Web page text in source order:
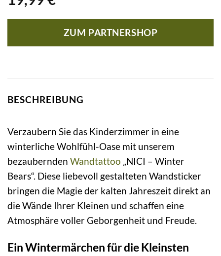
ZUM PARTNERSHOP
BESCHREIBUNG
Verzaubern Sie das Kinderzimmer in eine
winterliche Wohlfühl-Oase mit unserem
bezaubernden Wandtattoo „NICI – Winter
Bears“. Diese liebevoll gestalteten Wandsticker
bringen die Magie der kalten Jahreszeit direkt an
die Wände Ihrer Kleinen und schaffen eine
Atmosphäre voller Geborgenheit und Freude.
Ein Wintermärchen für die Kleinsten